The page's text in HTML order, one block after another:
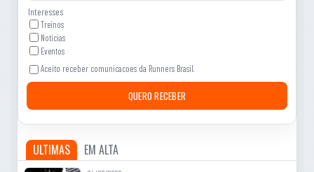
Interesses
Treinos
Noticias
Eventos
Aceito receber comunicacoes da Runners Brasil.
QUERO RECEBER
ULTIMAS EM ALTA